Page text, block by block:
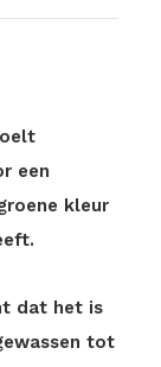
een
kleur
dat het is
tot